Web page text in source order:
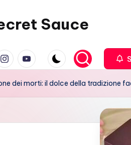
Sauce
youtube.com
dei morti: il dolce della tradizione